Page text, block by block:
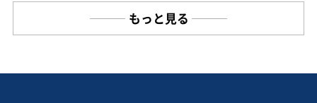
もっと見る